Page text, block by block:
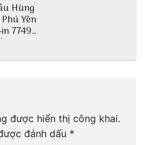
Hùng
Yên
7749
ảo
được hiển thị công khai.
đánh dấu *